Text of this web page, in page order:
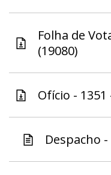
Folha de
(19080)
Ofício - 1351
Despacho -